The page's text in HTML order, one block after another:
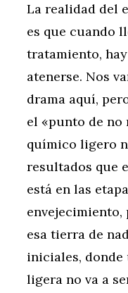
La realidad del
es que cuando
tratamiento,
atenerse. Nos
drama aquí,
el «punto de
químico ligero
resultados que
está en las
envejecimiento,
esa tierra de
iniciales,
ligera no va a